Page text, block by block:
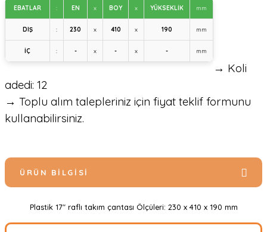
EBATLAR : EN x BOY x YÜKSEKLİK mm
DIŞ : 230 x 410 x 190 mm
İÇ : - x - x - mm
→ Koli
adedi: 12
→ Toplu alım talepleriniz için fiyat teklif formunu
kullanabilirsiniz.
ÜRÜN BILGISI
Plastik 17" raflı takım çantası Ölçüleri: 230 x 410 x 190 mm